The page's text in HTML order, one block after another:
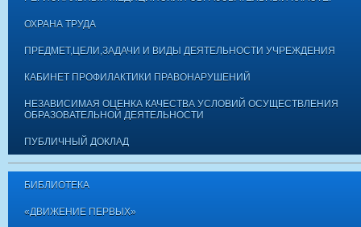
ОХРАНА ТРУДА
ПРЕДМЕТ,ЦЕЛИ,ЗАДАЧИ И ВИДЫ ДЕЯТЕЛЬНОСТИ УЧРЕЖДЕНИЯ
КАБИНЕТ ПРОФИЛАКТИКИ ПРАВОНАРУШЕНИЙ
НЕЗАВИСИМАЯ ОЦЕНКА КАЧЕСТВА УСЛОВИЙ ОСУЩЕСТВЛЕНИЯ
ОБРАЗОВАТЕЛЬНОЙ ДЕЯТЕЛЬНОСТИ
ПУБЛИЧНЫЙ ДОКЛАД
БИБЛИОТЕКА
«ДВИЖЕНИЕ ПЕРВЫХ»